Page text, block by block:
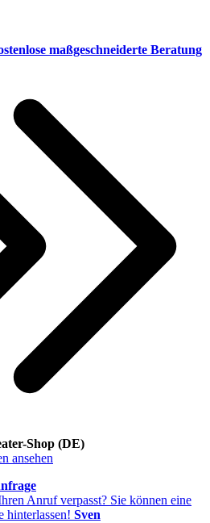
maßgeschneiderte Beratung
Shop (DE)
ansehen
Anruf verpasst? Sie können eine
hinterlassen! Sven